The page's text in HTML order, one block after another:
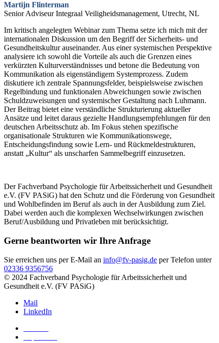
Martijn Flinterman
Senior Adviseur Integraal Veiligheidsmanagement, Utrecht, NL
Im kritisch angelegten Webinar zum Thema setze ich mich mit der
internationalen Diskussion um den Begriff der Sicherheits- und
Gesundheitskultur auseinander. Aus einer systemischen Perspektive
analysiere ich sowohl die Vorteile als auch die Grenzen eines
verkürzten Kulturverständnisses und betone die Bedeutung von
Kommunikation als eigenständigem Systemprozess. Zudem
diskutiere ich zentrale Spannungsfelder, beispielsweise zwischen
Regelbindung und funktionalen Abweichungen sowie zwischen
Schuldzuweisungen und systemischer Gestaltung nach Luhmann.
Der Beitrag bietet eine verständliche Strukturierung aktueller
Ansätze und leitet daraus gezielte Handlungsempfehlungen für den
deutschen Arbeitsschutz ab. Im Fokus stehen spezifische
organisationale Strukturen wie Kommunikationswege,
Entscheidungsfindung sowie Lern- und Rückmeldestrukturen,
anstatt „Kultur“ als unscharfen Sammelbegriff einzusetzen.
Der Fachverband Psychologie für Arbeitssicherheit und Gesundheit
e.V. (FV PASiG) hat den Schutz und die Förderung von Gesundheit
und Wohlbefinden im Beruf als auch in der Ausbildung zum Ziel.
Dabei werden auch die komplexen Wechselwirkungen zwischen
Beruf/Ausbildung und Privatleben mit berücksichtigt.
Gerne beantworten wir Ihre Anfrage
Sie erreichen uns per E-Mail an info@fv-pasig.de per Telefon unter
02336 9356756
© 2024 Fachverband Psychologie für Arbeitssicherheit und
Gesundheit e.V. (FV PASiG)
Mail
LinkedIn